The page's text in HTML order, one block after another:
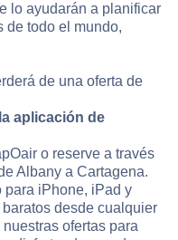
lo ayudarán a planificar
de todo el mundo,
de una oferta de
aplicación de
o reserve a través
Albany a Cartagena.
para iPhone, iPad y
desde cualquier
ofertas para